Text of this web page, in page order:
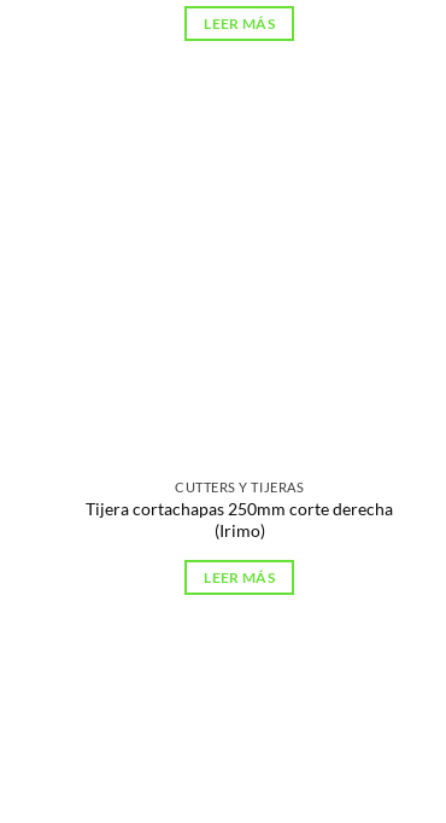
LEER MÁS
CUTTERS Y TIJERAS
Tijera cortachapas 250mm corte derecha
(Irimo)
LEER MÁS